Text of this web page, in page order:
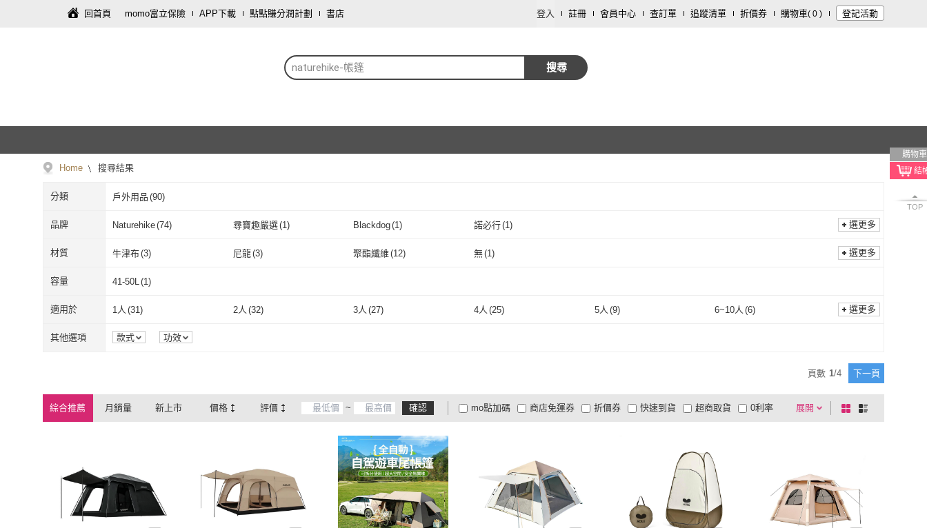
回首頁 momo富立保險 APP下載 點點賺分潤計劃 書店 登入 註冊 會員中心 查訂單 追蹤清單 折價券 購物車( 0 ) 登記活動
naturehike-帳篷 搜尋
購物車
TOP
Home 搜尋結果
分類 戶外用品 (90)
品牌 Naturehike(74) 尋寶趣嚴選(1) Blackdog(1) 諾必行(1)
Naturehike 尋寶趣嚴選 Blackdog
選更多
材質 牛津布(3) 尼龍(3) 聚酯纖維(12) 無(1)
牛津布
選更多
容量 41-50L (1)
41-50L
適用於 1人 (31) 2人 (32) 3人 (27) 4人 (25) 5人 (9) 6~10人 (6)
11~25人
1人(
選更多
其他選項 款式 功效
頁數 1/4 下一頁
綜合推薦 月銷量 新上市 價格 評價 ~ 確認 展開
折價券
有影片
商品有量 電視購物
mo點加碼 快速到貨 超商取貨
大家電安心配
大家電快配
商店免運券 0利率
及以上
棋
盤
列